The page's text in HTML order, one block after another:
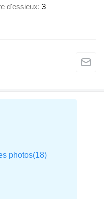
d'essieux 3